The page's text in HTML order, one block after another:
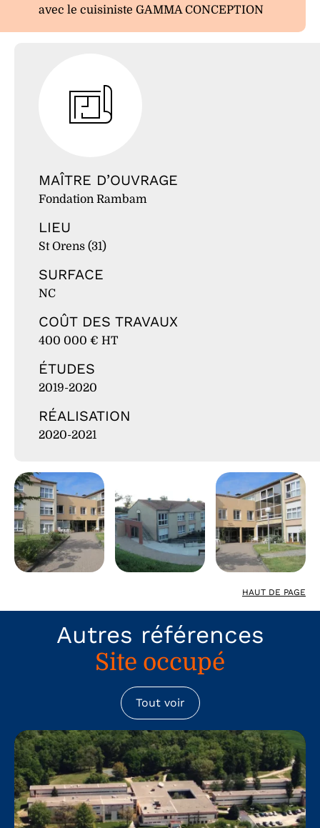
avec le cuisiniste GAMMA CONCEPTION
MAÎTRE D’OUVRAGE
Fondation Rambam
LIEU
St Orens (31)
SURFACE
NC
COÛT DES TRAVAUX
400 000 € HT
ÉTUDES
2019-2020
RÉALISATION
2020-2021
HAUT DE PAGE
Autres références
Site occupé
Tout voir